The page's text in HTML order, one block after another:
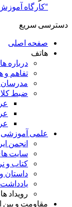
“کارگاه
دسترسی سریع
صفحه اصلی
هاتف
درباره
تفاهم
مدرسان
ضبط
علمی آموزشی
انجمن
سایت
کتاب و
داستان
رویداد
مقاومت و بین